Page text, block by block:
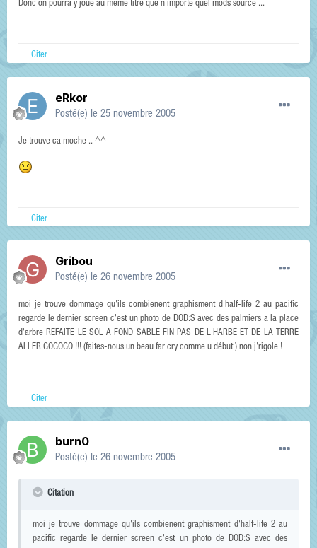
Donc on pourra y joué au meme titre que n'importe quel mods source ...
Citer
eRkor
Posté(e) le 25 novembre 2005
Je trouve ca moche .. ^^
Citer
Gribou
Posté(e) le 26 novembre 2005
moi je trouve dommage qu'ils combienent graphisment d'half-life 2 au pacific
regarde le dernier screen c'est un photo de DOD:S avec des palmiers a la place
d'arbre REFAITE LE SOL A FOND SABLE FIN PAS DE L'HARBE ET DE LA TERRE
ALLER GOGOGO !!! (faites-nous un beau far cry comme u début ) non j'rigole !
Citer
burn0
Posté(e) le 26 novembre 2005
Citation
moi je trouve dommage qu'ils combienent graphisment d'half-life 2 au
pacific regarde le dernier screen c'est un photo de DOD:S avec des